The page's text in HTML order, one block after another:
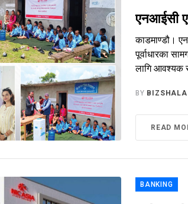
एनआईसी
काडमाण्डौ।
पूर्वाधारका
लागि आवश्यक
BY BIZSHALA
READ
BANKING